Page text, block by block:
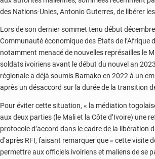
des Nations-Unies, Antonio Guterres, de libérer
Lors de son dernier sommet tenu début
Communauté économique des Etats de l’Afrique
notamment menacé de nouvelles représailles le
soldats ivoiriens avant le début du nouvel an
régionale a déjà soumis Bamako en 2022 à un
après un désaccord sur la durée de la transition
Pour éviter cette situation, « la médiation
aux deux parties (le Mali et la Côte d’Ivoire) une
protocole d’accord dans le cadre de la libération
d’après RFI, faisant remarquer que « cette visite
permettre aux officiels ivoiriens et maliens de se